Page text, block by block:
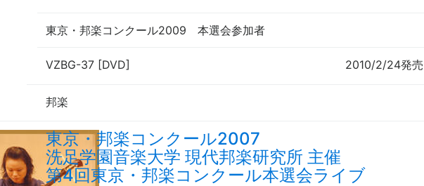
東京・邦楽コンクール2009 本選会参加者
VZBG-37 [DVD] 2010/2/24発売
邦楽
東京・邦楽コンクール2007
洗足学園音楽大学 現代邦楽研究所 主催
第4回東京・邦楽コンクール本選会ライブ